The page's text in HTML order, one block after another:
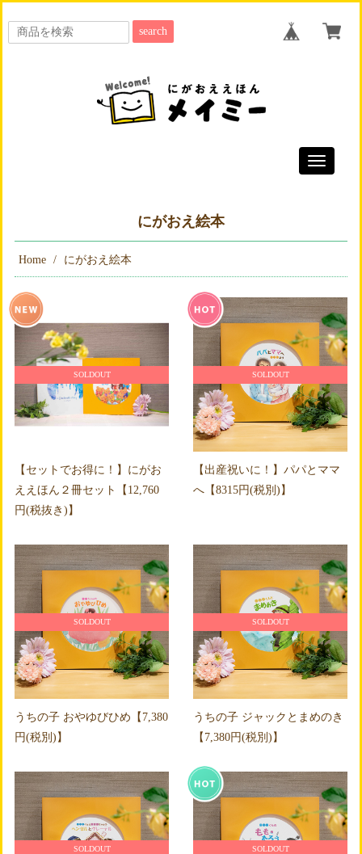
search
Toggle
にがおえ絵本
Home にがおえ絵本
SOLDOUT
【セットでお得に！】にがお
ええほん２冊セット【12,760
円(税抜き)】
SOLDOUT
【出産祝いに！】パパとママ
へ【8315円(税別)】
SOLDOUT
うちの子 おやゆびひめ【7,380
円(税別)】
SOLDOUT
うちの子 ジャックとまめのき
【7,380円(税別)】
SOLDOUT SOLDOUT